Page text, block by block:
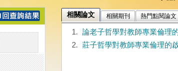
相關論文 相關期刊 熱門點閱論文
1.
論老子哲學對教師專業倫理
2.
莊子哲學對教師專業倫理的